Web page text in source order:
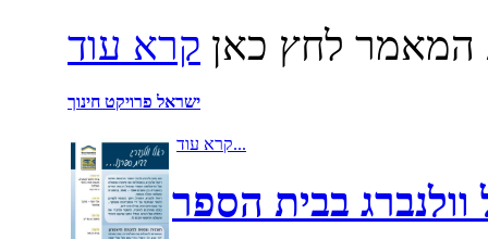
המאמר לחץ כאן
ישראל פרויקט חינוך
קרא עוד...